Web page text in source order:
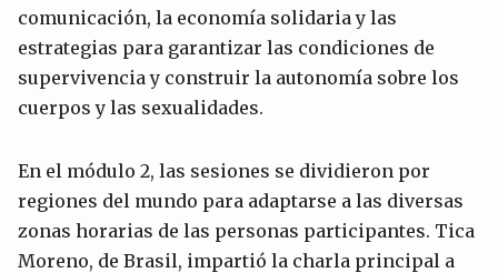
comunicación, la economía solidaria y las
estrategias para garantizar las condiciones de
supervivencia y construir la autonomía sobre los
cuerpos y las sexualidades.
En el módulo 2, las sesiones se dividieron por
regiones del mundo para adaptarse a las diversas
zonas horarias de las personas participantes. Tica
Moreno, de Brasil, impartió la charla principal a